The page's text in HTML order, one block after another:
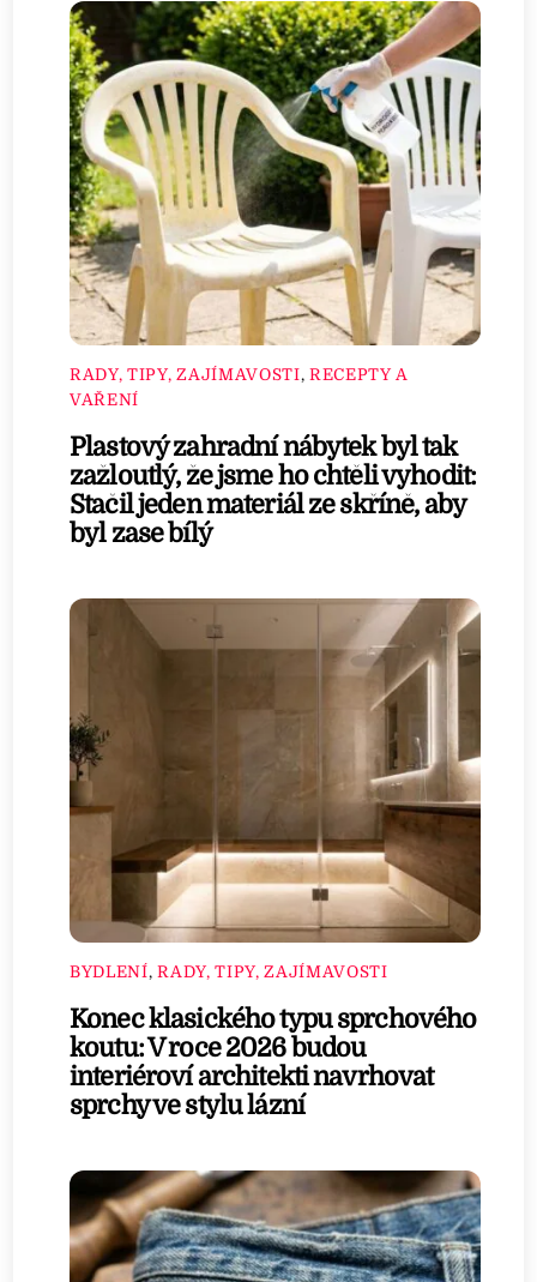
RADY, TIPY, ZAJÍMAVOSTI, RECEPTY A
VAŘENÍ
Plastový zahradní nábytek byl tak
zažloutlý, že jsme ho chtěli vyhodit:
Stačil jeden materiál ze skříně, aby
byl zase bílý
BYDLENÍ,RADY, TIPY, ZAJÍMAVOSTI
Konec klasického typu sprchového
koutu: V roce 2026 budou
interiéroví architekti navrhovat
sprchy ve stylu lázní